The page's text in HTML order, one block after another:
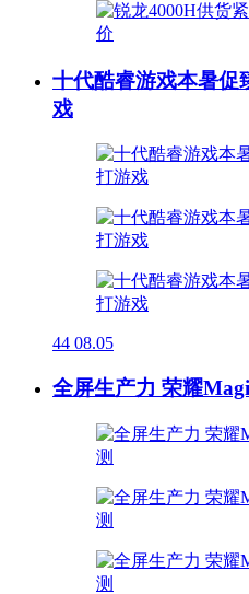
十代酷睿游戏本暑促
戏
44 08.05
全屏生产力 荣耀